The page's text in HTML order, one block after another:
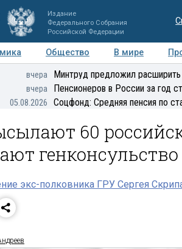
Издание
Федерального Собрания
Российской Федерации
Общество В мире
Мнения Регионы
вчера Минтруд предложил
вчера Пенсионеров в России за год
05.08.2026 Соцфонд: Средняя пенсия по
60
экс-полковника ГРУ Сергея